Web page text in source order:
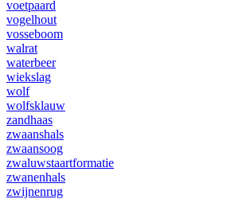
voetpaard
vogelhout
vosseboom
walrat
waterbeer
wiekslag
wolf
wolfsklauw
zandhaas
zwaanshals
zwaansoog
zwaluwstaartformatie
zwanenhals
zwijnenrug